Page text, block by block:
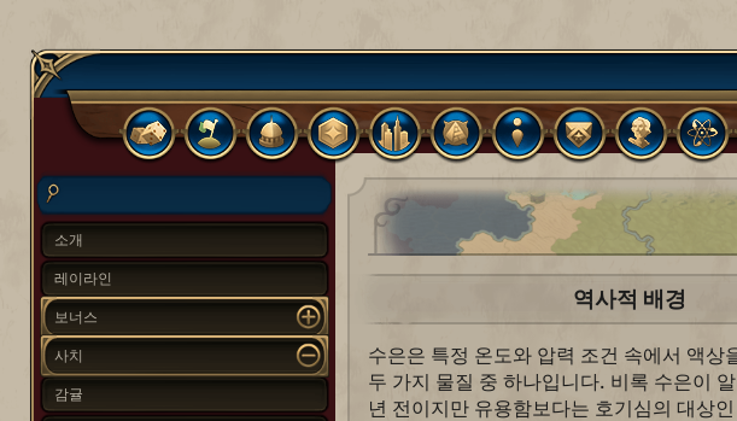
소개
레이라인
보너스
사치
감귤
역사적 배경
수은은 특정 온도와 압력 조건 속에서 액상
두 가지 물질 중 하나입니다. 비록 수은이
년 전이지만 유용함보다는 호기심의 대상